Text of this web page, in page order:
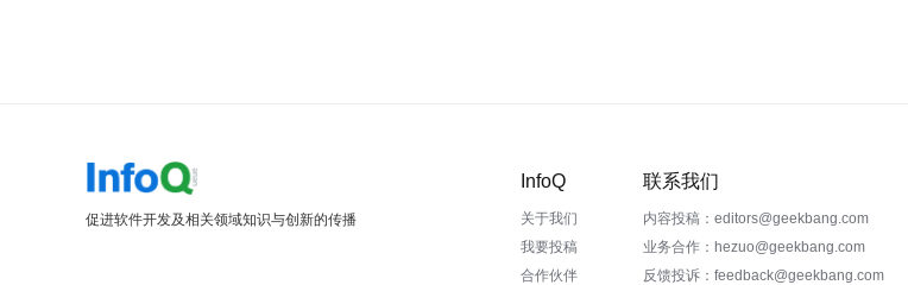
促进软件开发及相关领域知识与创新的传播
InfoQ
关于我们
我要投稿
合作伙伴
联系我们
内容投稿：editors@geekbang.com
业务合作：hezuo@geekbang.com
反馈投诉：feedback@geekbang.com